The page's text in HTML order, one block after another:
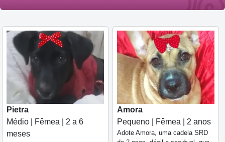
Pietra
Médio | Fêmea | 2 a 6
meses
Amora
Pequeno | Fêmea | 2 anos
Adote Amora, uma cadela SRD